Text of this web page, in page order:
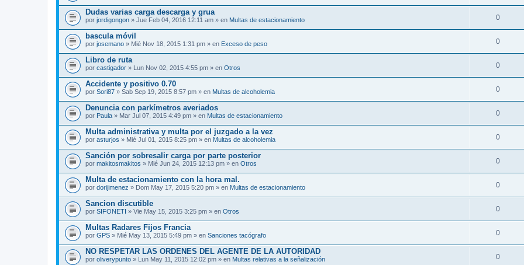
Dudas varias carga descarga y grua
por jordigongon » Jue Feb 04, 2016 12:11 am » en Multas de estacionamiento 0
bascula móvil
por josemano » Mié Nov 18, 2015 1:31 pm » en Exceso de peso 0
Libro de ruta
por castigador » Lun Nov 02, 2015 4:55 pm » en Otros 0
Accidente y positivo 0.70
por Sori87 » Sab Sep 19, 2015 8:57 pm » en Multas de alcoholemia 0
Denuncia con parkímetros averiados
por Paula » Mar Jul 07, 2015 4:49 pm » en Multas de estacionamiento 0
Multa administrativa y multa por el juzgado a la vez
por asturjos » Mié Jul 01, 2015 8:25 pm » en Multas de alcoholemia 0
Sanción por sobresalir carga por parte posterior
por makitosmakitos » Mié Jun 24, 2015 12:13 pm » en Otros 0
Multa de estacionamiento con la hora mal.
por dorijimenez » Dom May 17, 2015 5:20 pm » en Multas de estacionamiento 0
Sancion discutible
por SIFONETI » Vie May 15, 2015 3:25 pm » en Otros 0
Multas Radares Fijos Francia
por GPS » Mié May 13, 2015 5:49 pm » en Sanciones tacógrafo 0
NO RESPETAR LAS ORDENES DEL AGENTE DE LA AUTORIDAD
por oliverypunto » Lun May 11, 2015 12:02 pm » en Multas relativas a la señalización 0